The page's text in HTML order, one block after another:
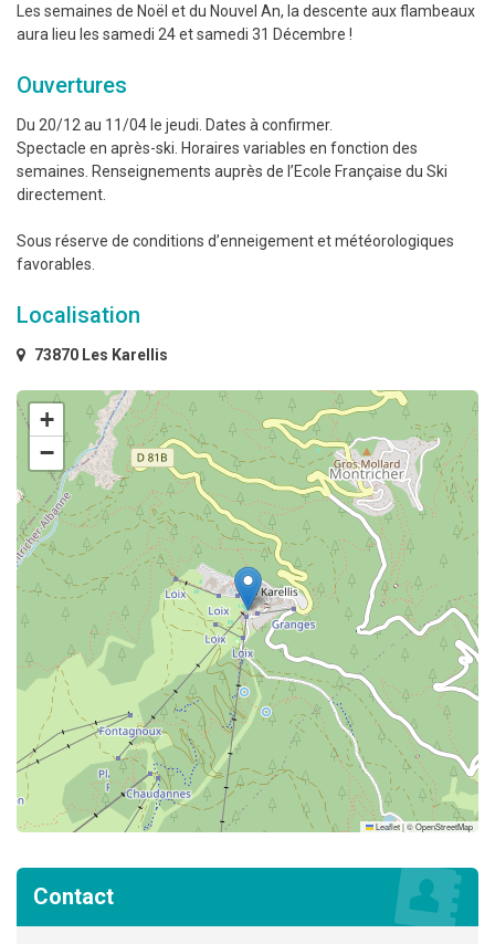
Les semaines de Noël et du Nouvel An, la descente aux flambeaux
aura lieu les samedi 24 et samedi 31 Décembre !
Ouvertures
Du 20/12 au 11/04 le jeudi. Dates à confirmer.
Spectacle en après-ski. Horaires variables en fonction des
semaines. Renseignements auprès de l’Ecole Française du Ski
directement.
Sous réserve de conditions d’enneigement et météorologiques
favorables.
Localisation
73870 Les Karellis
+
−
Leaflet|©OpenStreetMap
Contact